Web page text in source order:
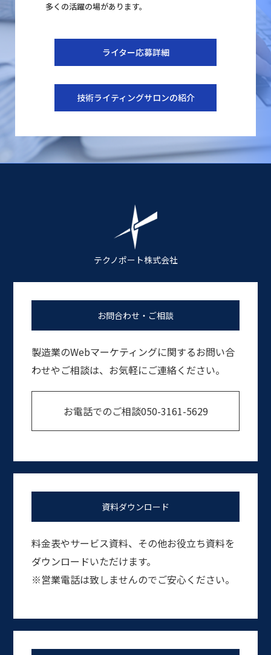
多くの活躍の場があります。
ライター応募詳細
技術ライティングサロンの紹介
テクノポート株式会社
お問合わせ・ご相談
製造業のWebマーケティングに関するお問い合
わせやご相談は、お気軽にご連絡ください。
お電話でのご相談050-3161-5629
資料ダウンロード
料金表やサービス資料、その他お役立ち資料を
ダウンロードいただけます。
※営業電話は致しませんのでご安心ください。